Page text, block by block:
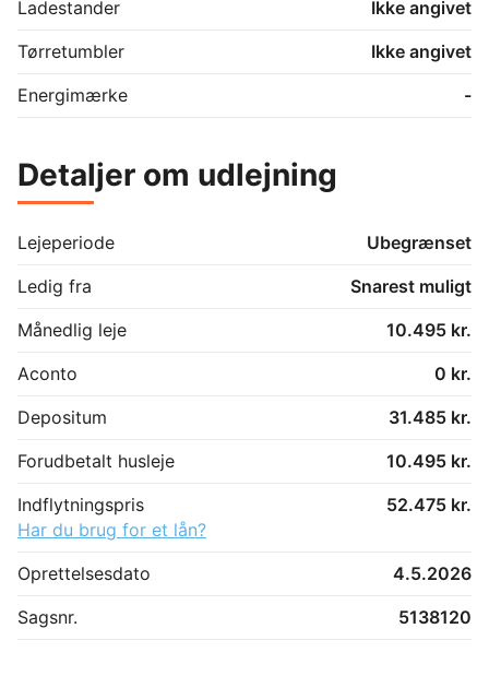
Ladestander
Ikke angivet
Tørretumbler
Ikke angivet
Energimærke
-
Detaljer om udlejning
Lejeperiode
Ubegrænset
Ledig fra
Snarest muligt
Månedlig leje
10.495 kr.
Aconto
0 kr.
Depositum
31.485 kr.
Forudbetalt husleje
10.495 kr.
Indflytningspris
52.475 kr.
Har du brug for et lån?
Oprettelsesdato
4.5.2026
Sagsnr.
5138120